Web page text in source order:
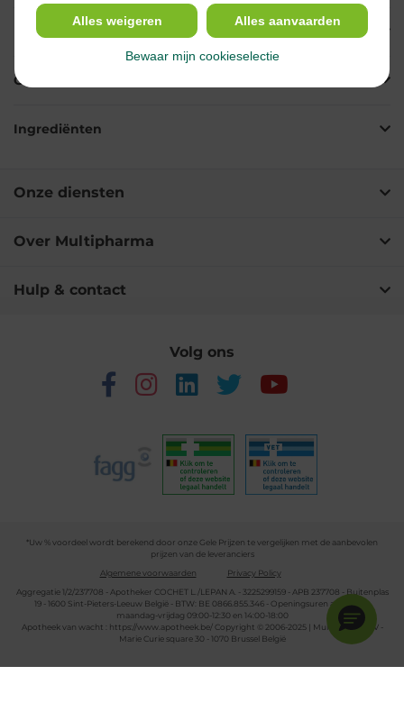
Indicaties
Gebruik
Ingrediënten
Onze diensten
Over Multipharma
Hulp & contact
Volg ons
*Uw % voordeel wordt berekend door onze Gele Prijzen te vergelijken met de aanbevolen
prijzen van de leveranciers
Algemene voorwaarden
Privacy Policy
Aggregatie 1/2/237708 - Apotheker COCHET L./LEPAN A. - 3225299159 - APB 237708 - Buitenplas
19 - 1600 Sint-Pieters-Leeuw België - BTW: BE 0866.855.346 - Openingsuren apotheek:
maandag-vrijdag 09:00-12:30 en 14:00-18:00
Apotheek van wacht :
https://www.apotheek.be/Copyright © 2006-2025 | Multipharma CV -
Marie Curie square 30 - 1070 Brussel België
Alles weigeren Alles aanvaarden
Bewaar mijn cookieselectie